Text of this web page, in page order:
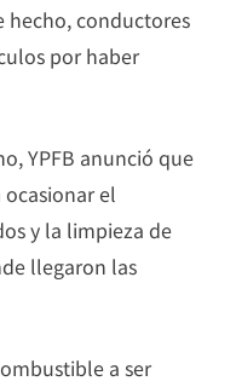
hecho, conductores
por haber
YPFB anunció que
el
y la limpieza de
llegaron las
a ser